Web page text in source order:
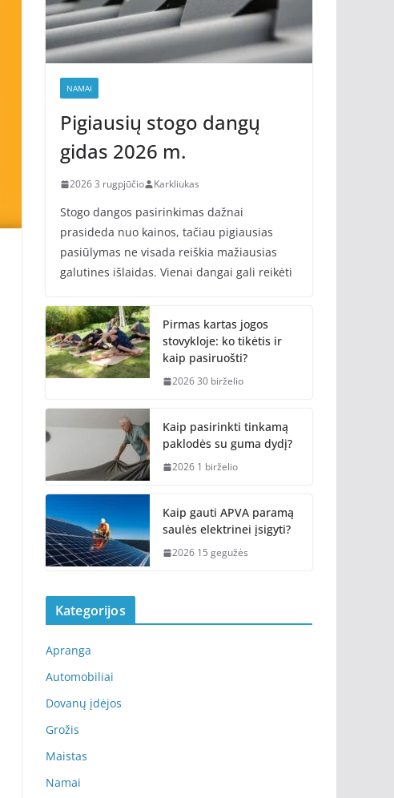
NAMAI
Pigiausių stogo dangų
gidas 2026 m.
2026 3 rugpjūčio Karkliukas
Stogo dangos pasirinkimas dažnai
prasideda nuo kainos, tačiau pigiausias
pasiūlymas ne visada reiškia mažiausias
galutines išlaidas. Vienai dangai gali reikėti
Pirmas kartas jogos
stovykloje: ko tikėtis ir
kaip pasiruošti?
2026 30 birželio
Kaip pasirinkti tinkamą
paklodės su guma dydį?
2026 1 birželio
Kaip gauti APVA paramą
saulės elektrinei įsigyti?
2026 15 gegužės
Kategorijos
Apranga
Automobiliai
Dovanų įdėjos
Grožis
Maistas
Namai